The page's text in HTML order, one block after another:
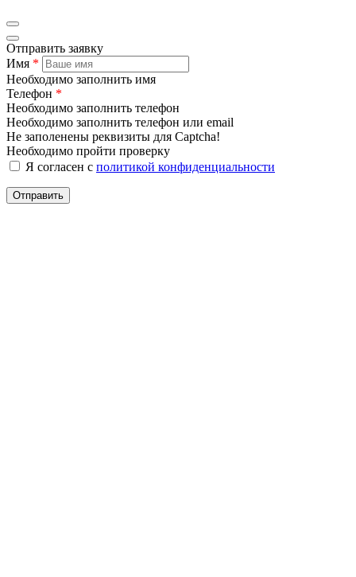
Отправить заявку
Имя *
Необходимо заполнить имя
Телефон *
Необходимо заполнить телефон
Необходимо заполнить телефон или email
Не заполенены реквизиты для Captcha!
Необходимо пройти проверку
Я согласен с политикой конфиденциальности
Отправить